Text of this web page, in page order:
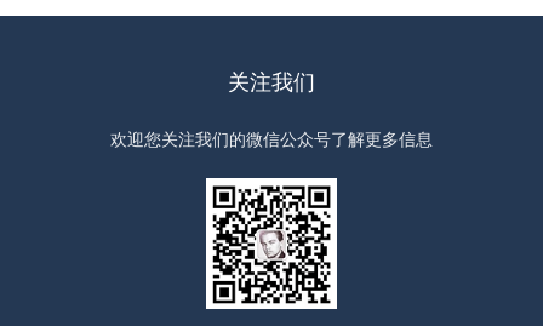
关注我们
欢迎您关注我们的微信公众号了解更多信息